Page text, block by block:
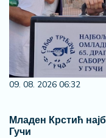
09. 08. 2026 06:32
Младен Крстић
Гучи